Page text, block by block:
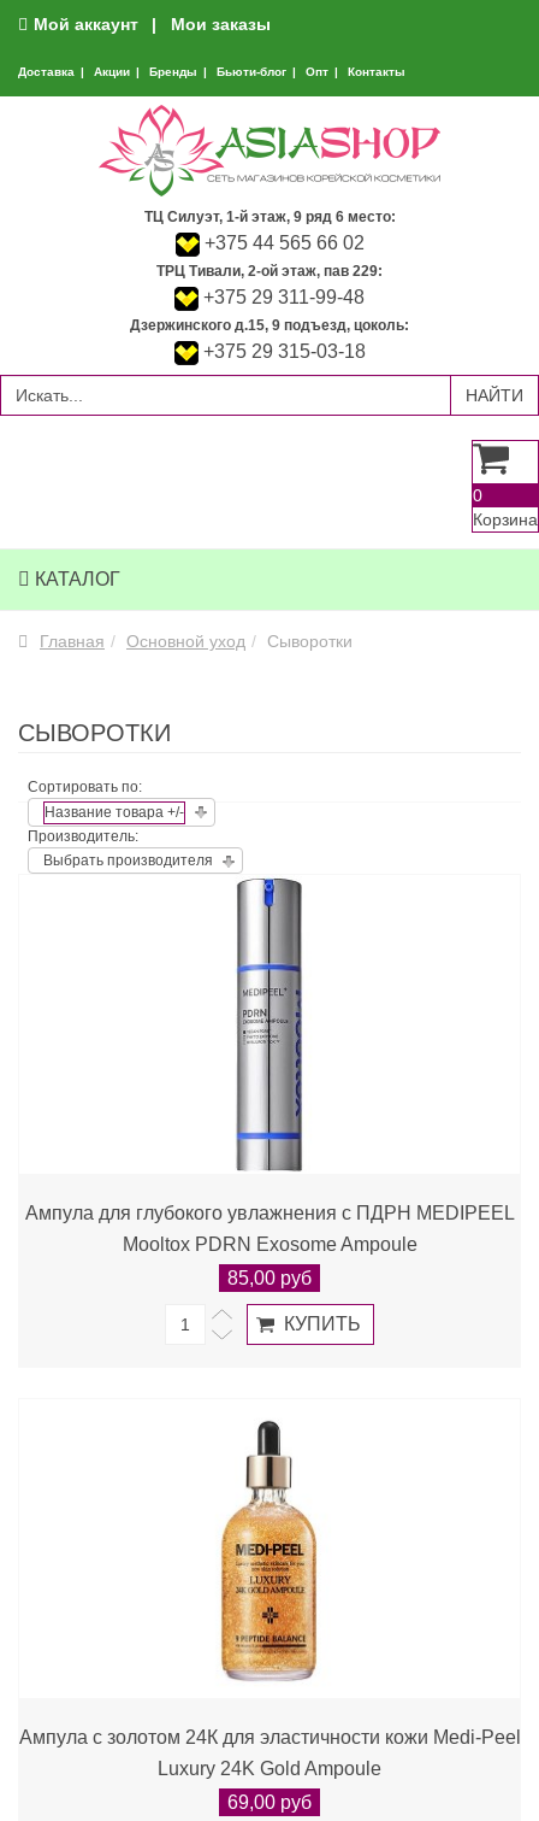
Мой аккаунт Мои заказы
Доставка Акции Бренды Бьюти-блог Опт Контакты
ТЦ Силуэт, 1-й этаж, 9 ряд 6 место:
+375 44 565 66 02
ТРЦ Тивали, 2-ой этаж, пав 229:
+375 29 311-99-48
Дзержинского д.15, 9 подъезд, цоколь:
+375 29 315-03-18
0
Корзина
КАТАЛОГ
Главная Основной уход Сыворотки
СЫВОРОТКИ
Сортировать по:
Название товара +/-
Производитель:
Выбрать производителя
Ампула для глубокого увлажнения с ПДРН MEDIPEEL
Mooltox PDRN Exosome Ampoule
85,00 руб
Ампула с золотом 24К для эластичности кожи Medi-Peel
Luxury 24K Gold Ampoule
69,00 руб